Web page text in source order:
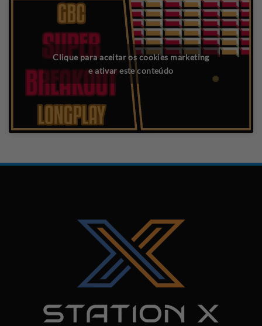
Clique para aceitar os cookies marketing
e ativar este conteúdo